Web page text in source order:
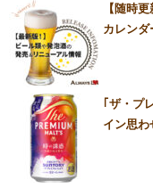
【随時
カレンダ
｢ザ・プ
イン思わ